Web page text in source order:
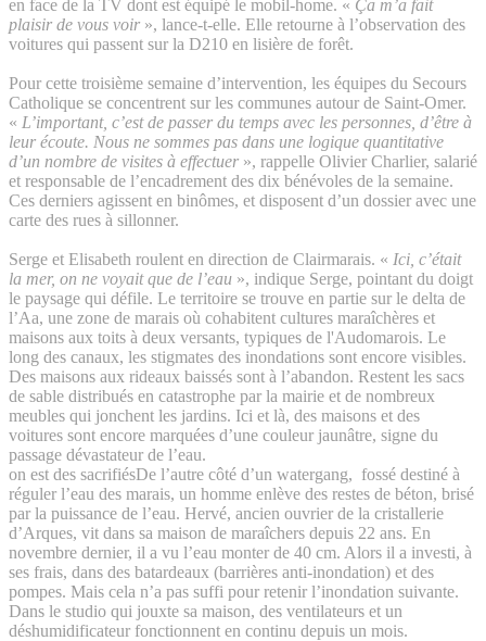
en face de la TV dont est équipé le mobil-home. « Ça m’a fait
plaisir de vous voir », lance-t-elle. Elle retourne à l’observation des
voitures qui passent sur la D210 en lisière de forêt.
Pour cette troisième semaine d’intervention, les équipes du Secours
Catholique se concentrent sur les communes autour de Saint-Omer.
« L’important, c’est de passer du temps avec les personnes, d’être à
leur écoute. Nous ne sommes pas dans une logique quantitative
d’un nombre de visites à effectuer », rappelle Olivier Charlier, salarié
et responsable de l’encadrement des dix bénévoles de la semaine.
Ces derniers agissent en binômes, et disposent d’un dossier avec une
carte des rues à sillonner.
Serge et Elisabeth roulent en direction de Clairmarais. « Ici, c’était
la mer, on ne voyait que de l’eau », indique Serge, pointant du doigt
le paysage qui défile. Le territoire se trouve en partie sur le delta de
l’Aa, une zone de marais où cohabitent cultures maraîchères et
maisons aux toits à deux versants, typiques de l'Audomarois. Le
long des canaux, les stigmates des inondations sont encore visibles.
Des maisons aux rideaux baissés sont à l’abandon. Restent les sacs
de sable distribués en catastrophe par la mairie et de nombreux
meubles qui jonchent les jardins. Ici et là, des maisons et des
voitures sont encore marquées d’une couleur jaunâtre, signe du
passage dévastateur de l’eau.
on est des sacrifiésDe l’autre côté d’un watergang, fossé destiné à
réguler l’eau des marais, un homme enlève des restes de béton, brisé
par la puissance de l’eau. Hervé, ancien ouvrier de la cristallerie
d’Arques, vit dans sa maison de maraîchers depuis 22 ans. En
novembre dernier, il a vu l’eau monter de 40 cm. Alors il a investi, à
ses frais, dans des batardeaux (barrières anti-inondation) et des
pompes. Mais cela n’a pas suffi pour retenir l’inondation suivante.
Dans le studio qui jouxte sa maison, des ventilateurs et un
déshumidificateur fonctionnent en continu depuis un mois.